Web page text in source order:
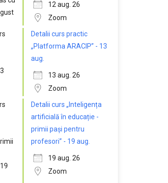
12 aug. 26
Zoom
Detalii curs practic
„Platforma ARACIP” - 13
aug.
13 aug. 26
Zoom
Detalii curs „Inteligența
artificială în educație -
primii pași pentru
profesori” - 19 aug.
19 aug. 26
Zoom